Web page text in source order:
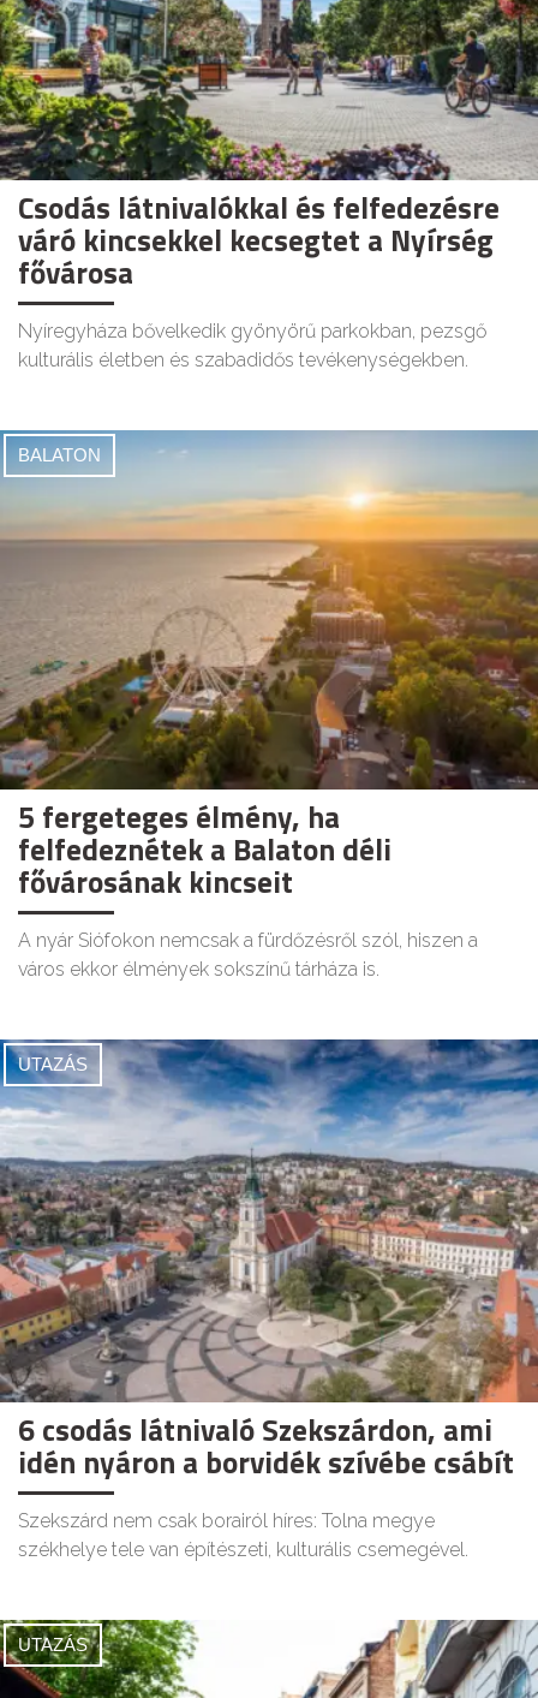
Csodás látnivalókkal és felfedezésre
váró kincsekkel kecsegtet a Nyírség
fővárosa
Nyíregyháza bővelkedik gyönyörű parkokban, pezsgő
kulturális életben és szabadidős tevékenységekben.
BALATON
5 fergeteges élmény, ha
felfedeznétek a Balaton déli
fővárosának kincseit
A nyár Siófokon nemcsak a fürdőzésről szól, hiszen a
város ekkor élmények sokszínű tárháza is.
UTAZÁS
6 csodás látnivaló Szekszárdon, ami
idén nyáron a borvidék szívébe csábít
Szekszárd nem csak borairól híres: Tolna megye
székhelye tele van építészeti, kulturális csemegével.
UTAZÁS